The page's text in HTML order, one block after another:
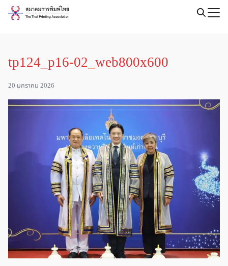
Skip
tp124_p16-02_web800x600
20 มกราคม 2026